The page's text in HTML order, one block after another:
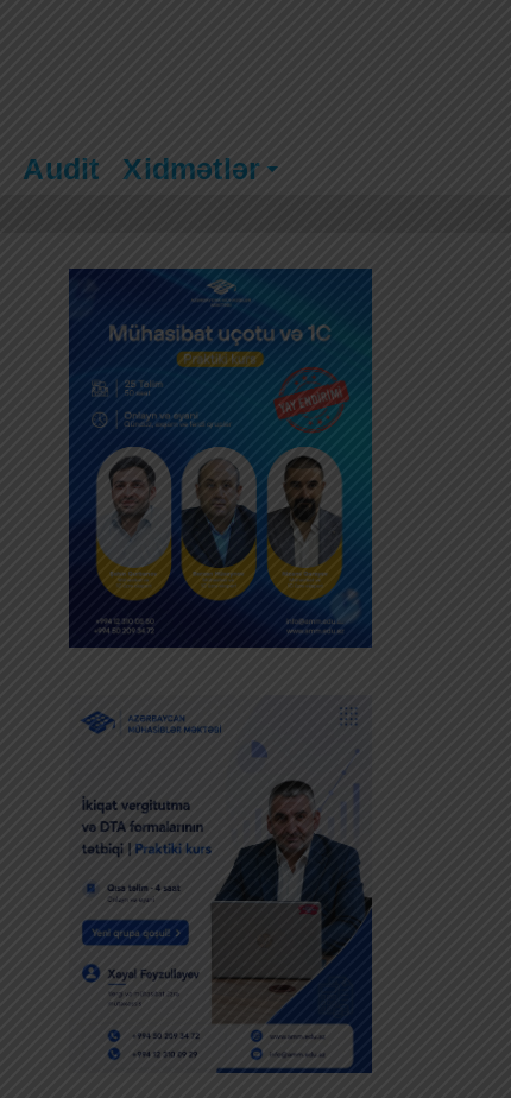
Audit Xidmətlər